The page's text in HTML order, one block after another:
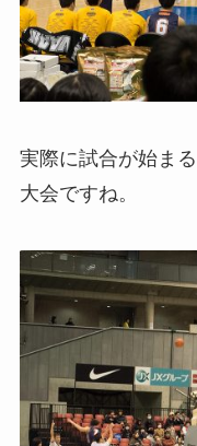
実際に試合が始ま
大会ですね。